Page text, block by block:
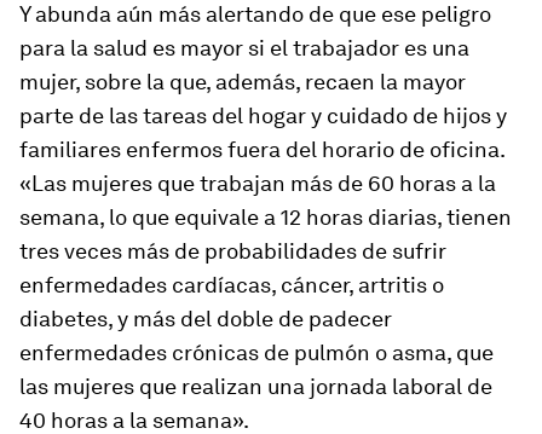
Y abunda aún más alertando de que ese peligro
para la salud es mayor si el trabajador es una
mujer, sobre la que, además, recaen la mayor
parte de las tareas del hogar y cuidado de hijos y
familiares enfermos fuera del horario de oficina.
«Las mujeres que trabajan más de 60 horas a la
semana, lo que equivale a 12 horas diarias, tienen
tres veces más de probabilidades de sufrir
enfermedades cardíacas, cáncer, artritis o
diabetes, y más del doble de padecer
enfermedades crónicas de pulmón o asma, que
las mujeres que realizan una jornada laboral de
40 horas a la semana».